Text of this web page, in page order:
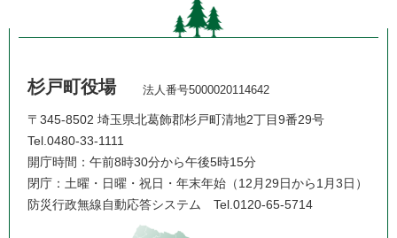
杉戸町役場 法人番号5000020114642
〒345-8502 埼玉県北葛飾郡杉戸町清地2丁目9番29号
Tel.0480-33-1111
開庁時間：午前8時30分から午後5時15分
閉庁：土曜・日曜・祝日・年末年始（12月29日から1月3日）
防災行政無線自動応答システム Tel.0120-65-5714